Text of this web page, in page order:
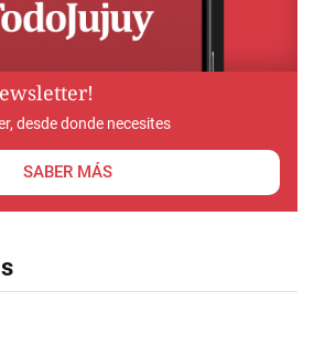
desde donde necesites
SABER MÁS